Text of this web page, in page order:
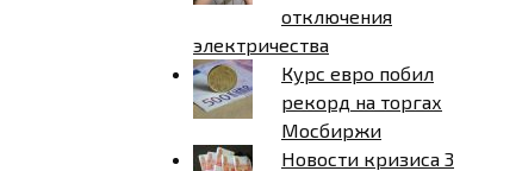
отключения
электричества
Курс евро побил
рекорд на торгах
Мосбиржи
Новости кризиса 3